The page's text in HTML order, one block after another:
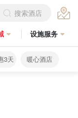
搜索酒店
设施服务
3天 暖心酒店